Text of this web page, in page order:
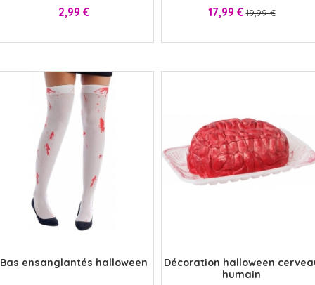
Prix
2,99 € Prix
17,99 € Prix
19,99 €
Bas ensanglantés halloween
Décoration halloween
humain